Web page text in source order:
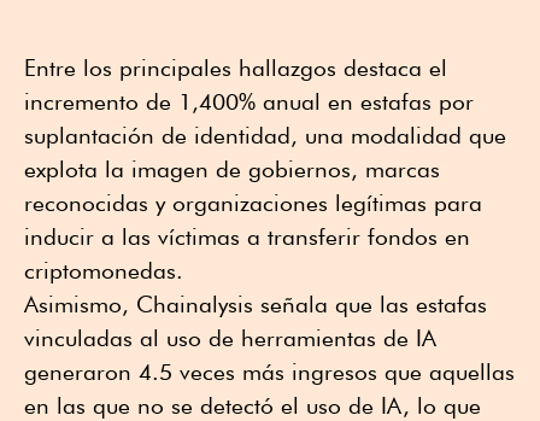
Entre los principales hallazgos destaca el
incremento de 1,400% anual en estafas por
suplantación de identidad, una modalidad que
explota la imagen de gobiernos, marcas
reconocidas y organizaciones legítimas para
inducir a las víctimas a transferir fondos en
criptomonedas.
Asimismo, Chainalysis señala que las estafas
vinculadas al uso de herramientas de IA
generaron 4.5 veces más ingresos que aquellas
en las que no se detectó el uso de IA, lo que